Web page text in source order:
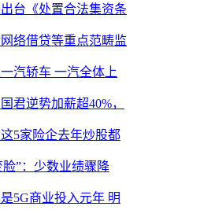
台《处置合法集资条
络借贷等重点范畴监
汽轿车 一汽全体上
君逆势加薪超40%，
5家险企去年炒股都
”：少数业绩骤降
5G商业投入元年 明